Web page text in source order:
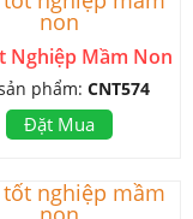
Nghiệp Mầm Non
phẩm: CNT574
Đặt Mua